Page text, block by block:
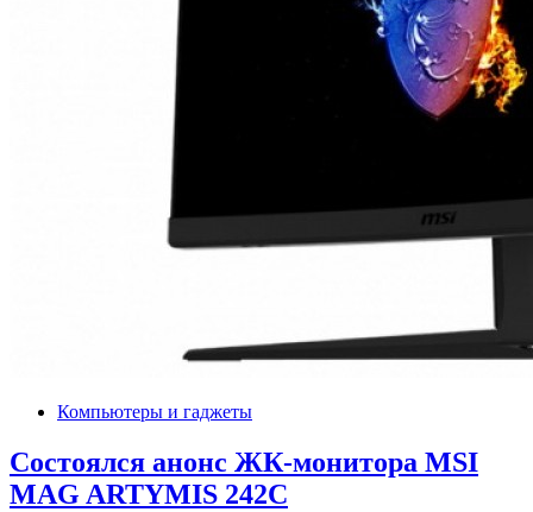
Компьютеры и гаджеты
Состоялся анонс ЖК-монитора MSI
MAG ARTYMIS 242C